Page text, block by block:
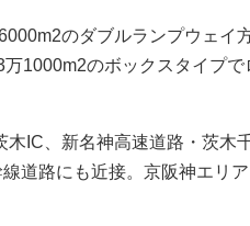
のダブルランプウェイ
1000m2のボックスタイプ
木IC、新名神高速道路・茨木
道路にも近接。京阪神エリ